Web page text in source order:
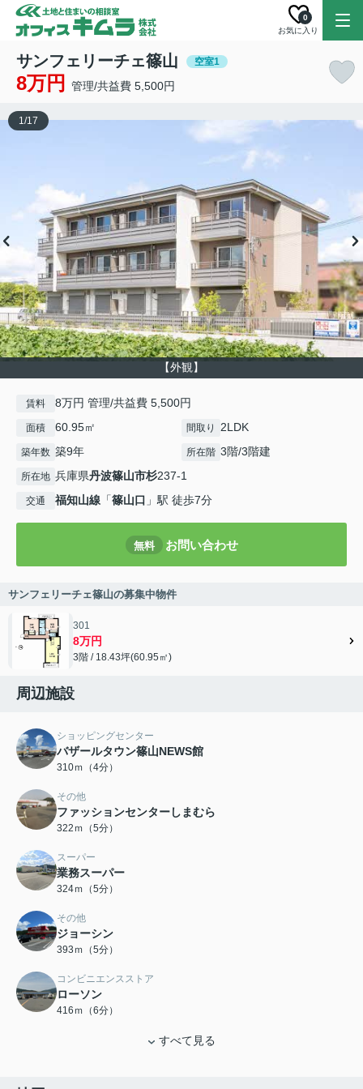
お気に入り
0
サンフェリーチェ篠山 空室1
8万円 管理/共益費 5,500円
【外観】
1/17
賃料 8万円 管理/共益費 5,500円
面積 60.95㎡ 間取り 2LDK
築年数 築9年 所在階 3階/3階建
所在地 兵庫県丹波篠山市杉237-1
交通 福知山線 「篠山口 」駅 徒歩7分
無料 お問い合わせ
サンフェリーチェ篠山の募集中物件
301
8万円
3階 / 18.43坪(60.95㎡)
周辺施設
ショッピングセンター
バザールタウン篠山NEWS館
310ｍ（4分）
その他
ファッションセンターしまむら
322ｍ（5分）
スーパー
業務スーパー
324ｍ（5分）
その他
ジョーシン
393ｍ（5分）
コンビニエンスストア
ローソン
416ｍ（6分）
すべて見る